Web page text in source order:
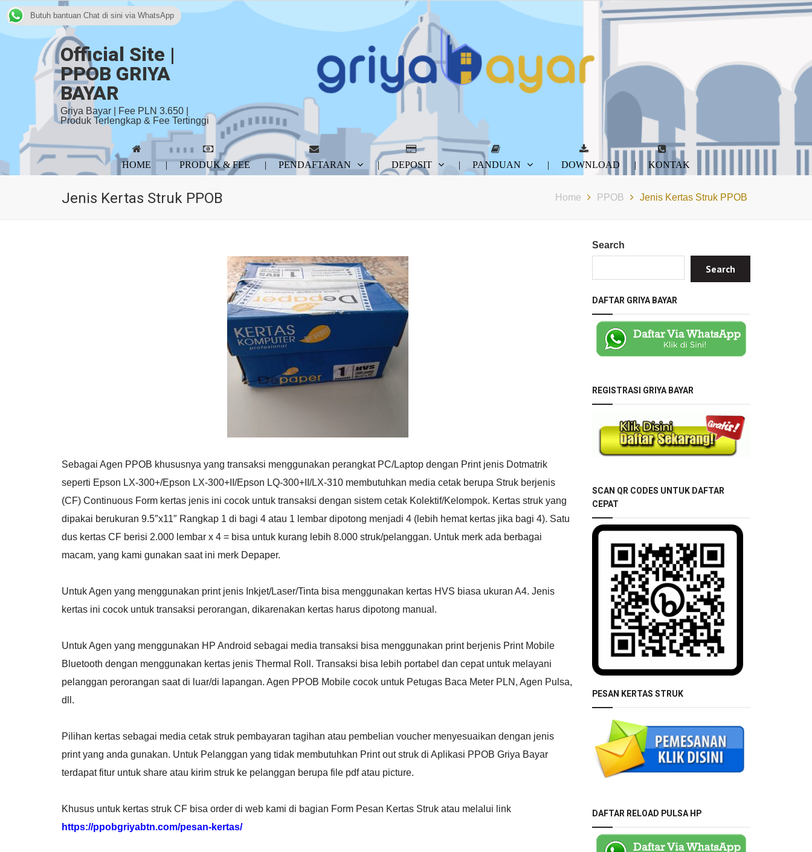
Official Site |
PPOB GRIYA
BAYAR
Griya Bayar | Fee PLN 3.650 |
Produk Terlengkap & Fee Tertinggi
HOME PRODUK & FEE PENDAFTARAN DEPOSIT PANDUAN DOWNLOAD KONTAK
Jenis Kertas Struk PPOB Home PPOB Jenis Kertas Struk PPOB
Sebagai Agen PPOB khususnya yang transaksi menggunakan perangkat PC/Laptop dengan Print jenis Dotmatrik
seperti Epson LX-300+/Epson LX-300+II/Epson LQ-300+II/LX-310 membutuhkan media cetak berupa Struk berjenis
(CF) Continuous Form kertas jenis ini cocok untuk transaksi dengan sistem cetak Kolektif/Kelompok. Kertas struk yang
dipakai berukuran 9.5″x11″ Rangkap 1 di bagi 4 atau 1 lembar dipotong menjadi 4 (lebih hemat kertas jika bagi 4). Satu
dus kertas CF berisi 2.000 lembar x 4 = bisa untuk kurang lebih 8.000 struk/pelanggan. Untuk merk ada berbagai
macam, yang kami gunakan saat ini merk Depaper.
Untuk Agen yang menggunakan print jenis Inkjet/Laser/Tinta bisa menggunakan kertas HVS biasa ukuran A4. Jenis
kertas ini cocok untuk transaksi perorangan, dikarenakan kertas harus dipotong manual.
Untuk Agen yang menggunakan HP Android sebagai media transaksi bisa menggunakan print berjenis Print Mobile
Bluetooth dengan menggunakan kertas jenis Thermal Roll. Transaksi bisa lebih portabel dan cepat untuk melayani
pelanggan perorangan saat di luar/di lapangan. Agen PPOB Mobile cocok untuk Petugas Baca Meter PLN, Agen Pulsa,
dll.
Pilihan kertas sebagai media cetak struk pembayaran tagihan atau pembelian voucher menyesuaikan dengan jenis
print yang anda gunakan. Untuk Pelanggan yang tidak membutuhkan Print out struk di Aplikasi PPOB Griya Bayar
terdapat fitur untuk share atau kirim struk ke pelanggan berupa file pdf atau picture.
Khusus untuk kertas struk CF bisa order di web kami di bagian Form Pesan Kertas Struk atau melalui link
https://ppobgriyabtn.com/pesan-kertas/
Search
Search
DAFTAR GRIYA BAYAR
REGISTRASI GRIYA BAYAR
SCAN QR CODES UNTUK DAFTAR
CEPAT
PESAN KERTAS STRUK
DAFTAR RELOAD PULSA HP
Butuh bantuan Chat di sini via WhatsApp